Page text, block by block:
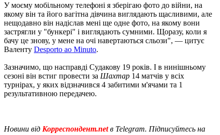
У моєму мобільному телефоні я зберігаю фото до війни, на
якому він та його вагітна дівчина виглядають щасливими, але
нещодавно він надіслав мені ще одне фото, на якому вони
застрягли у "бункері" і виглядають сумними. Щоразу, коли я
бачу це знову, у мене на очі навертаються сльози", — цитує
Валенту Desporto ao Minuto.
Зазначимо, що насправді Судакову 19 років. І в нинішньому
сезоні він встиг провести за Шахтар 14 матчів у всіх
турнірах, у яких відзначився 4 забитими м'ячами та 1
результативною передачею.
Новини від Корреспондент.netв Telegram. Підписуйтесь на